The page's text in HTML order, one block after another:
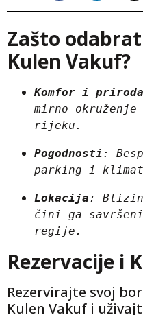
Zašto
Kulen Vakuf?
Komfor i priroda
mirno okruženje
rijeku.
Pogodnosti:
parking i
Lokacija:
čini ga
regije.
Rezervacije i
Rezervirajte svoj
Kulen Vakuf i